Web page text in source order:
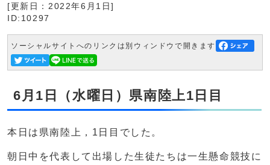
[更新日：2022年6月1日]
ID:10297
ソーシャルサイトへのリンクは別ウィンドウで開きます
6月1日（水曜日）県南陸上1日目
本日は県南陸上，1日目でした。
朝日中を代表して出場した生徒たちは一生懸命競技に